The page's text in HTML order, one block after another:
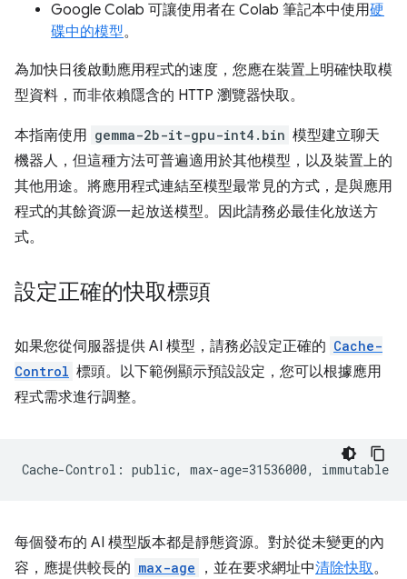
Google Colab 可讓使用者在 Colab 筆記本中使用硬
碟中的模型。
為加快日後啟動應用程式的速度，您應在裝置上明確快取模
型資料，而非依賴隱含的 HTTP 瀏覽器快取。
本指南使用 gemma-2b-it-gpu-int4.bin 模型建立聊天
機器人，但這種方法可普遍適用於其他模型，以及裝置上的
其他用途。將應用程式連結至模型最常見的方式，是與應用
程式的其餘資源一起放送模型。因此請務必最佳化放送方
式。
設定正確的快取標頭
如果您從伺服器提供 AI 模型，請務必設定正確的 Cache-
Control 標頭。以下範例顯示預設設定，您可以根據應用
程式需求進行調整。
每個發布的 AI 模型版本都是靜態資源。對於從未變更的內
容，應提供較長的 max-age ，並在要求網址中清除快取。